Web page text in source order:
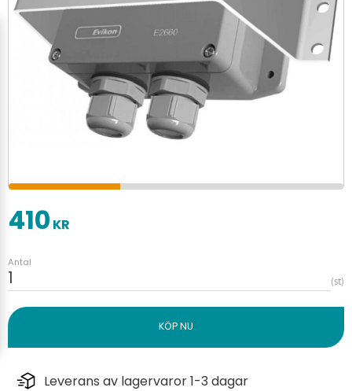
410 KR
Antal
st
Leverans av lagervaror 1-3 dagar